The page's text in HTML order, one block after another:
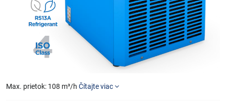
Max. prietok: 108 m³/h Čítajte viac